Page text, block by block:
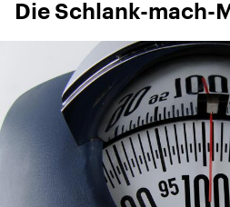
Die Schlank-mach-